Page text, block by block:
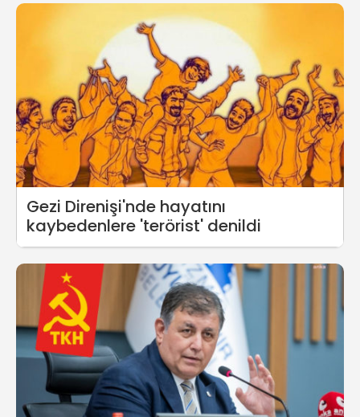
Gezi Direnişi'nde hayatını
kaybedenlere 'terörist' denildi